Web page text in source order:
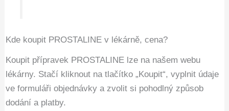
Kde koupit PROSTALINE v lékárně, cena?
Koupit přípravek PROSTALINE lze na našem webu
lékárny. Stačí kliknout na tlačítko „Koupit“, vyplnit údaje
ve formuláři objednávky a zvolit si pohodlný způsob
dodání a platby.